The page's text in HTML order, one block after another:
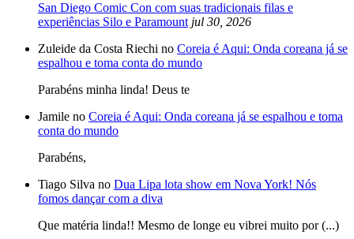
San Diego Comic Con com suas tradicionais filas e
experiências Silo e Paramount jul 30, 2026
Zuleide da Costa Riechi no Coreia é Aqui: Onda coreana já se
espalhou e toma conta do mundo
Parabéns minha linda! Deus te
Jamile no Coreia é Aqui: Onda coreana já se espalhou e toma
conta do mundo
Parabéns,
Tiago Silva no Dua Lipa lota show em Nova York! Nós
fomos dançar com a diva
Que matéria linda!! Mesmo de longe eu vibrei muito por (...)